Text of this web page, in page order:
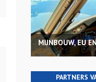
MIJNBOUW, EU
PARTNERS